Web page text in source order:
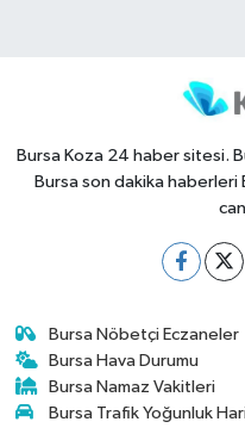
Bursa Koza 24 haber sitesi.
Bursa son dakika haberleri
Bursa Nöbetçi Eczaneler
Bursa Hava Durumu
Bursa Namaz Vakitleri
Bursa Trafik Yoğunluk